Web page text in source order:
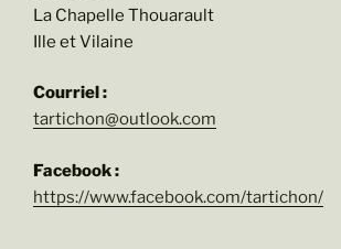
La Chapelle Thouarault
Ille et Vilaine
Courriel :
tartichon@outlook.com
Facebook :
https://www.facebook.com/tartichon/